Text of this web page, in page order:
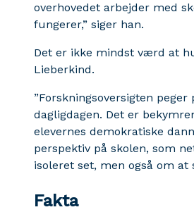
overhovedet arbejder med
fungerer,” siger han.
Det er ikke mindst værd at
Lieberkind.
”Forskningsoversigten
dagligdagen. Det er
elevernes demokratiske
perspektiv på skolen, som
isoleret set, men også om at
Fakta